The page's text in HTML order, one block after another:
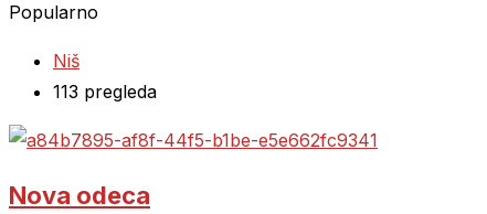
Popularno
Niš
113 pregleda
Nova odeca